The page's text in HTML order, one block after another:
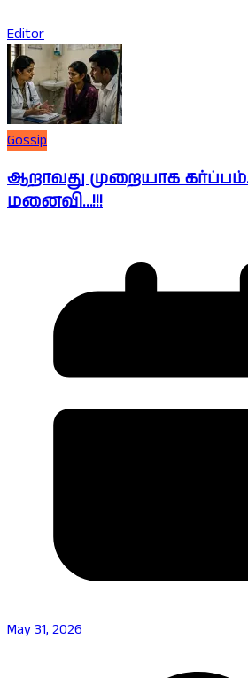
Editor
Gossip
ஆறாவது முறையாக
மனைவி…!!!
May 31, 2026